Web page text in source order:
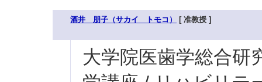
酒井 朋子（サカイ トモコ） [ 准教授 ]
大学院医歯学総合研